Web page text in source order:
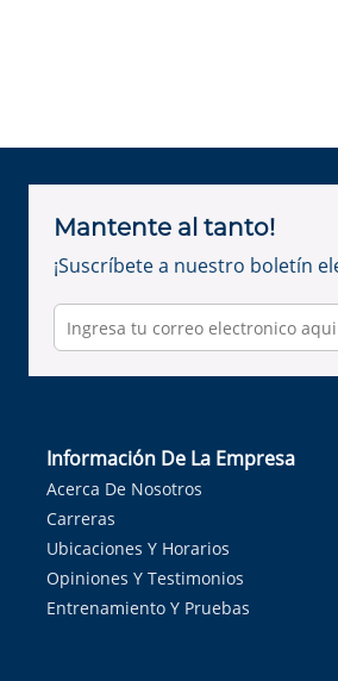
Mantente al tanto!
¡Suscríbete a nuestro boletín
Información De La Empresa
Acerca De Nosotros
Carreras
Ubicaciones Y Horarios
Opiniones Y Testimonios
Entrenamiento Y Pruebas